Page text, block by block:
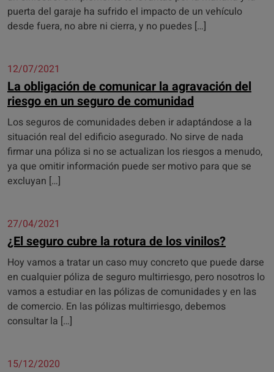
puerta del garaje ha sufrido el impacto de un vehículo
desde fuera, no abre ni cierra, y no puedes […]
12/07/2021
La obligación de comunicar la agravación del
riesgo en un seguro de comunidad
Los seguros de comunidades deben ir adaptándose a la
situación real del edificio asegurado. No sirve de nada
firmar una póliza si no se actualizan los riesgos a menudo,
ya que omitir información puede ser motivo para que se
excluyan […]
27/04/2021
¿El seguro cubre la rotura de los vinilos?
Hoy vamos a tratar un caso muy concreto que puede darse
en cualquier póliza de seguro multirriesgo, pero nosotros lo
vamos a estudiar en las pólizas de comunidades y en las
de comercio. En las pólizas multirriesgo, debemos
consultar la […]
15/12/2020